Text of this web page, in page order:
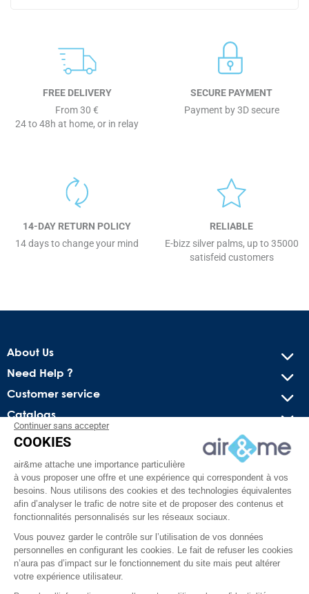
FREE DELIVERY
From 30 €
24 to 48h at home, or in relay
SECURE PAYMENT
Payment by 3D secure
14-DAY RETURN POLICY
14 days to change your mind
RELIABLE
E-bizz silver palms, up to 35000
satisfeid customers
About Us
Need Help ?
Customer service
Catalogs
Get our latest news and special sales
You may unsubscribe at any moment. For that purpose, please
find our contact info in the legal notice.
Continuer sans accepter
COOKIES
air&me attache une importance particulière
à vous proposer une offre et une expérience qui correspondent à vos
besoins. Nous utilisons des cookies et des technologies équivalentes
afin d’analyser le trafic de notre site et de proposer des contenus et
fonctionnalités personnalisés sur les réseaux sociaux.
Vous pouvez garder le contrôle sur l’utilisation de vos données
personnelles en configurant les cookies. Le fait de refuser les cookies
n’aura pas d’impact sur le fonctionnement du site mais peut altérer
votre expérience utilisateur.